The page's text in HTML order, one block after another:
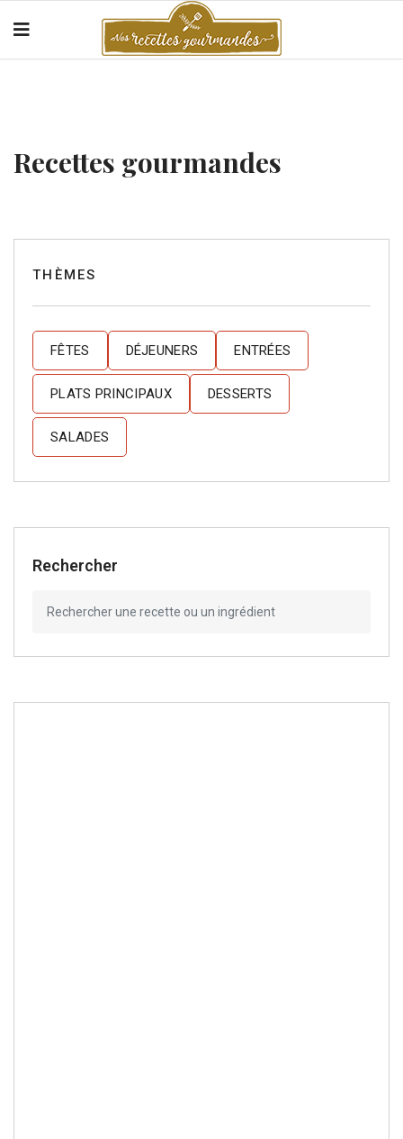
Recettes gourmandes
THÈMES
FÊTES DÉJEUNERS ENTRÉES
PLATS PRINCIPAUX DESSERTS
SALADES
Rechercher